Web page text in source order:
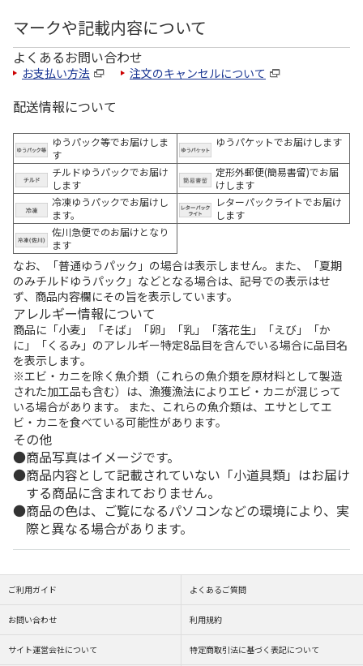
マークや記載内容について
よくあるお問い合わせ
お支払い方法 注文のキャンセルについて
配送情報について
ゆうパック等でお届けしま
す
ゆうパケットでお届けします
チルドゆうパックでお届け
します
定形外郵便(簡易書留)でお届
けします
冷凍ゆうパックでお届けし
ます。
レターパックライトでお届け
します
佐川急便でのお届けとなり
ます
なお、「普通ゆうパック」の場合は表示しません。また、「夏期
のみチルドゆうパック」などとなる場合は、記号での表示はせ
ず、商品内容欄にその旨を表示しています。
アレルギー情報について
商品に「小麦」「そば」「卵」「乳」「落花生」「えび」「か
に」「くるみ」のアレルギー特定8品目を含んでいる場合に品目名
を表示します。
※エビ・カニを除く魚介類（これらの魚介類を原材料として製造
された加工品も含む）は、漁獲漁法によりエビ・カニが混じって
いる場合があります。 また、これらの魚介類は、エサとしてエ
ビ・カニを食べている可能性があります。
その他
商品写真はイメージです。
商品内容として記載されていない「小道具類」はお届け
する商品に含まれておりません。
商品の色は、ご覧になるパソコンなどの環境により、実
際と異なる場合があります。
ご利用ガイド よくあるご質問
お問い合わせ 利用規約
サイト運営会社について 特定商取引法に基づく表記について